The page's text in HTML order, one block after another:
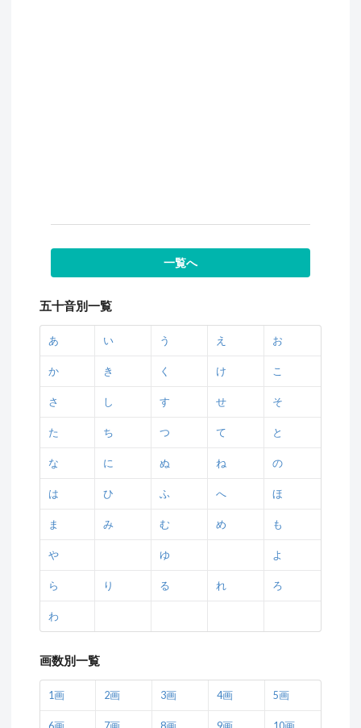
一覧へ
五十音別一覧
あ い う え お
か き く け こ
さ し す せ そ
た ち つ て と
な に ぬ ね の
は ひ ふ へ ほ
ま み む め も
や ゆ よ
ら り る れ ろ
わ
画数別一覧
1画 2画 3画 4画 5画